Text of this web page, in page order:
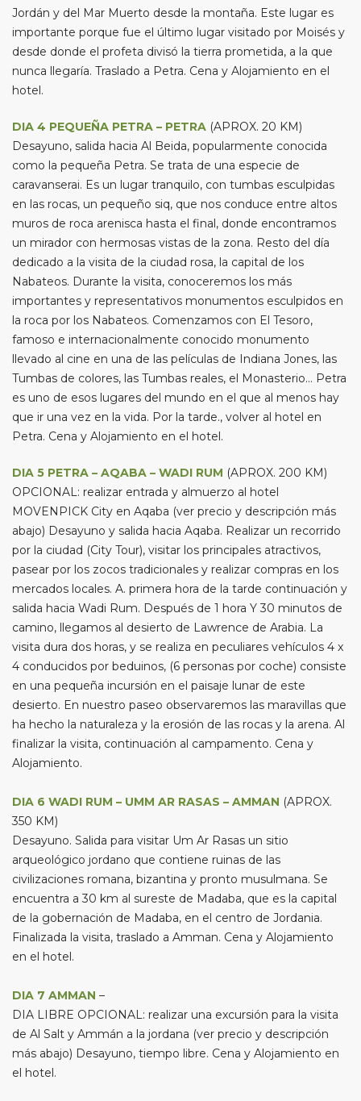
Jordán y del Mar Muerto desde la montaña. Este lugar es
importante porque fue el último lugar visitado por Moisés y
desde donde el profeta divisó la tierra prometida, a la que
nunca llegaría. Traslado a Petra. Cena y Alojamiento en el
hotel.
DIA 4 PEQUEÑA PETRA – PETRA (APROX. 20 KM)
Desayuno, salida hacia Al Beida, popularmente conocida
como la pequeña Petra. Se trata de una especie de
caravanserai. Es un lugar tranquilo, con tumbas esculpidas
en las rocas, un pequeño siq, que nos conduce entre altos
muros de roca arenisca hasta el final, donde encontramos
un mirador con hermosas vistas de la zona. Resto del día
dedicado a la visita de la ciudad rosa, la capital de los
Nabateos. Durante la visita, conoceremos los más
importantes y representativos monumentos esculpidos en
la roca por los Nabateos. Comenzamos con El Tesoro,
famoso e internacionalmente conocido monumento
llevado al cine en una de las películas de Indiana Jones, las
Tumbas de colores, las Tumbas reales, el Monasterio… Petra
es uno de esos lugares del mundo en el que al menos hay
que ir una vez en la vida. Por la tarde., volver al hotel en
Petra. Cena y Alojamiento en el hotel.
DIA 5 PETRA – AQABA – WADI RUM (APROX. 200 KM)
OPCIONAL: realizar entrada y almuerzo al hotel
MOVENPICK City en Aqaba (ver precio y descripción más
abajo) Desayuno y salida hacia Aqaba. Realizar un recorrido
por la ciudad (City Tour), visitar los principales atractivos,
pasear por los zocos tradicionales y realizar compras en los
mercados locales. A. primera hora de la tarde continuación y
salida hacia Wadi Rum. Después de 1 hora Y 30 minutos de
camino, llegamos al desierto de Lawrence de Arabia. La
visita dura dos horas, y se realiza en peculiares vehículos 4 x
4 conducidos por beduinos, (6 personas por coche) consiste
en una pequeña incursión en el paisaje lunar de este
desierto. En nuestro paseo observaremos las maravillas que
ha hecho la naturaleza y la erosión de las rocas y la arena. Al
finalizar la visita, continuación al campamento. Cena y
Alojamiento.
DIA 6 WADI RUM – UMM AR RASAS – AMMAN (APROX.
350 KM)
Desayuno. Salida para visitar Um Ar Rasas un sitio
arqueológico jordano que contiene ruinas de las
civilizaciones romana, bizantina y pronto musulmana. Se
encuentra a 30 km al sureste de Madaba, que es la capital
de la gobernación de Madaba, en el centro de Jordania.
Finalizada la visita, traslado a Amman. Cena y Alojamiento
en el hotel.
DIA 7 AMMAN –
DIA LIBRE OPCIONAL: realizar una excursión para la visita
de Al Salt y Ammán a la jordana (ver precio y descripción
más abajo) Desayuno, tiempo libre. Cena y Alojamiento en
el hotel.